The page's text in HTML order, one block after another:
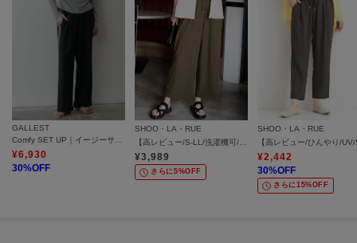
GALLEST
Comfy SET UP｜イージーサイドラインワイドパンツ【セットアップ対応／通勤／カセット服／接触冷感／UVカット】
¥6,930
30%OFF
SHOO・LA・RUE
【高レビュー/S-LL/洗濯機可/セットアップ可】着丈選べる 軽凛(かろりん) ひんやりフラップイージーパンツ
¥3,989
さらに5%OFF
SHOO・LA・RUE
¥2,442
30%OFF
さらに15%OFF